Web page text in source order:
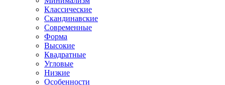
Классические
Скандинавские
Современные
Форма
Высокие
Квадратные
Угловые
Низкие
Особенности